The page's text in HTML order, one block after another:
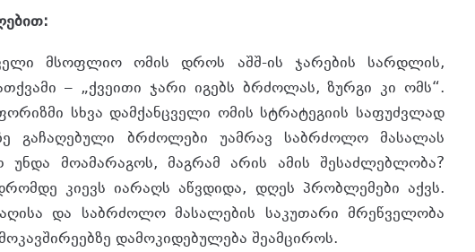
მსოფლიო ომის დროს აშშ-ის ჯარების სარდლის,
– „ქვეითი ჯარი იგებს ბრძოლას, ზურგი კი ომს“.
სხვა დამქანცველი ომის სტრატეგიის საფუძვლად
გაჩაღებული ბრძოლები უამრავ საბრძოლო მასალას
მოამარაგოს, მაგრამ არის ამის შესაძლებლობა?
კიევს იარაღს აწვდიდა, დღეს პრობლემები აქვს.
და საბრძოლო მასალების საკუთარი მრეწველობა
დამოკიდებულება შეამციროს.